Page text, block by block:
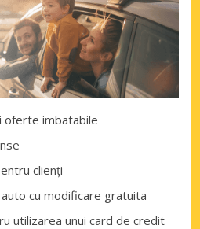
oferte imbatabile
clienți
cu modificare gratuita
utilizarea unui card de credit